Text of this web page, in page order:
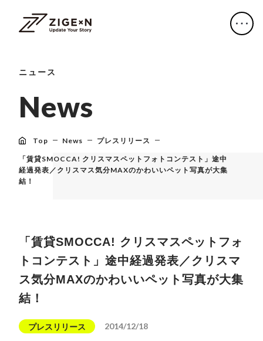
ニュース
News
Top News プレスリリース
「賃貸SMOCCA! クリスマスペットフォトコンテスト」途中
経過発表／クリスマス気分MAXのかわいいペット写真が大集
結！
「賃貸SMOCCA! クリスマスペットフォ
トコンテスト」途中経過発表／クリスマ
ス気分MAXのかわいいペット写真が大集
結！
プレスリリース 2014/12/18